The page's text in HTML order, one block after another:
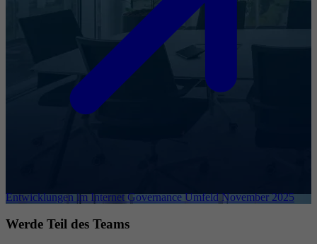
Entwicklungen im Internet Governance Umfeld November 2025
Werde Teil des Teams